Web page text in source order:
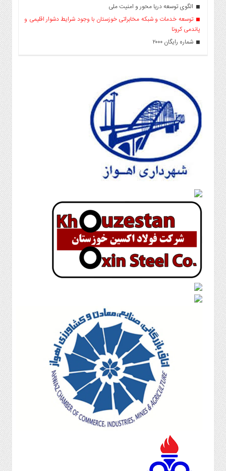
الگوی توسعه دریا محور و امنیت ملی
توسعه خدمات و شبکه مخابراتی خوزستان با وجود شرایط دشوار اقلیمی و
پاندمی کرونا
شماره رایگان ۲۰۰۰